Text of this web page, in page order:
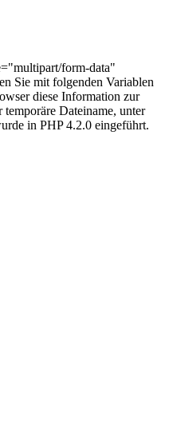
form-data"
Sie mit folgenden Variablen
diese Information zur
Dateiname, unter
in PHP 4.2.0 eingeführt.